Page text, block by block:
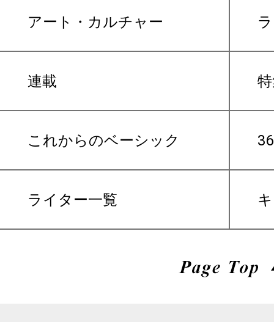
アート・カルチャー
連載
これからのベーシック
ライター一覧